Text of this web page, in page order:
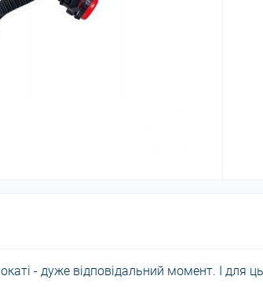
- дуже відповідальний момент. І для